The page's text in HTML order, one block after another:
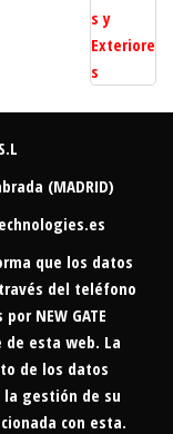
(MADRID)
que los datos
del teléfono
NEW GATE
de esta web. La
de los datos
gestión de su
con esta.